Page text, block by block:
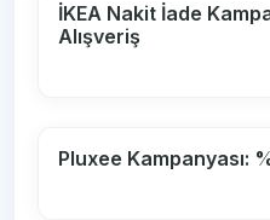
İKEA Nakit İade
Alışveriş
Pluxee Kampanyası: